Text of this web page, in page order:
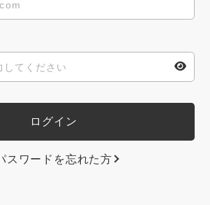
スワードを忘れた方